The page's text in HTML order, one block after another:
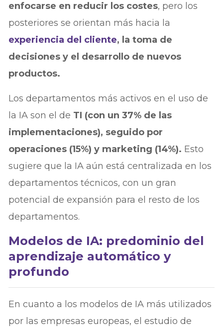
enfocarse en reducir los costes, pero los
posteriores se orientan más hacia la
experiencia del cliente, la toma de
decisiones y el desarrollo de nuevos
productos.
Los departamentos más activos en el uso de
la IA son el de TI (con un 37% de las
implementaciones), seguido por
operaciones (15%) y marketing (14%). Esto
sugiere que la IA aún está centralizada en los
departamentos técnicos, con un gran
potencial de expansión para el resto de los
departamentos.
Modelos de IA: predominio del
aprendizaje automático y
profundo
En cuanto a los modelos de IA más utilizados
por las empresas europeas, el estudio de